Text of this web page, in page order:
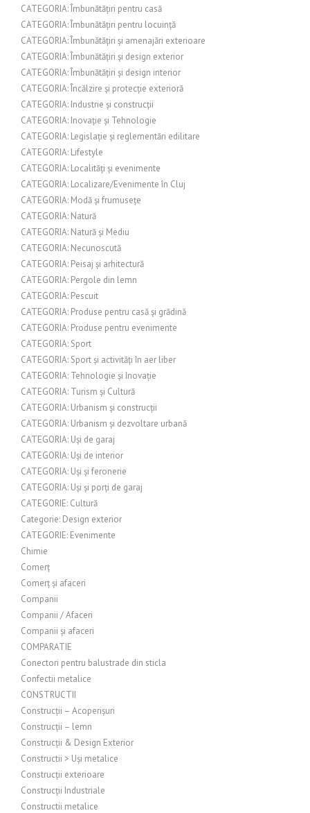
CATEGORIA: Îmbunătățiri pentru casă
CATEGORIA: Îmbunătățiri pentru locuință
CATEGORIA: Îmbunătățiri și amenajări exterioare
CATEGORIA: Îmbunătățiri și design exterior
CATEGORIA: Îmbunătățiri și design interior
CATEGORIA: Încălzire și protecție exterioră
CATEGORIA: Industrie și construcții
CATEGORIA: Inovație și Tehnologie
CATEGORIA: Legislație și reglementări edilitare
CATEGORIA: Lifestyle
CATEGORIA: Localități și evenimente
CATEGORIA: Localizare/Evenimente în Cluj
CATEGORIA: Modă și frumusețe
CATEGORIA: Natură
CATEGORIA: Natură și Mediu
CATEGORIA: Necunoscută
CATEGORIA: Peisaj și arhitectură
CATEGORIA: Pergole din lemn
CATEGORIA: Pescuit
CATEGORIA: Produse pentru casă și grădină
CATEGORIA: Produse pentru evenimente
CATEGORIA: Sport
CATEGORIA: Sport și activități în aer liber
CATEGORIA: Tehnologie și Inovație
CATEGORIA: Turism și Cultură
CATEGORIA: Urbanism și construcții
CATEGORIA: Urbanism și dezvoltare urbană
CATEGORIA: Uși de garaj
CATEGORIA: Uși de interior
CATEGORIA: Uși și feronerie
CATEGORIA: Uși și porți de garaj
CATEGORIE: Cultură
Categorie: Design exterior
CATEGORIE: Evenimente
Chimie
Comerț
Comerț și afaceri
Companii
Companii / Afaceri
Companii și afaceri
COMPARATIE
Conectori pentru balustrade din sticla
Confectii metalice
CONSTRUCTII
Construcții – Acoperișuri
Construcții – lemn
Construcții & Design Exterior
Constructii > Uși metalice
Construcții exterioare
Construcții Industriale
Constructii metalice